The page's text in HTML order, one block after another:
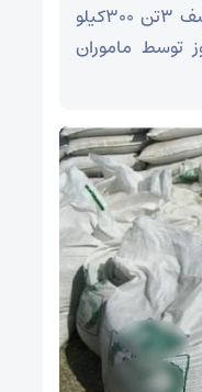
فرمانده انتظامي ميامي از کشف 3تن 300کيلو
توسط ماموران